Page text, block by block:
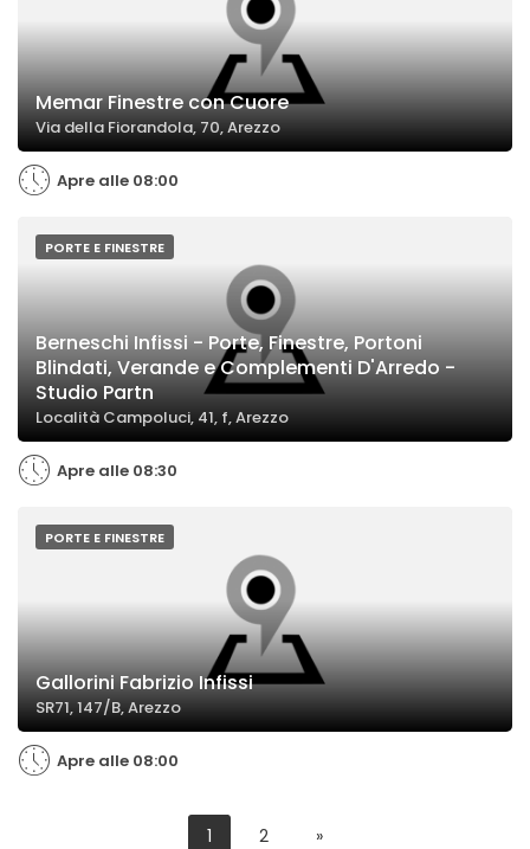
Memar Finestre con Cuore
Via della Fiorandola, 70, Arezzo
Apre alle 08:00
PORTE E FINESTRE
Berneschi Infissi - Porte, Finestre, Portoni
Blindati, Verande e Complementi D'Arredo -
Studio Partn
Località Campoluci, 41, f, Arezzo
Apre alle 08:30
PORTE E FINESTRE
Gallorini Fabrizio Infissi
SR71, 147/B, Arezzo
Apre alle 08:00
1 2 »